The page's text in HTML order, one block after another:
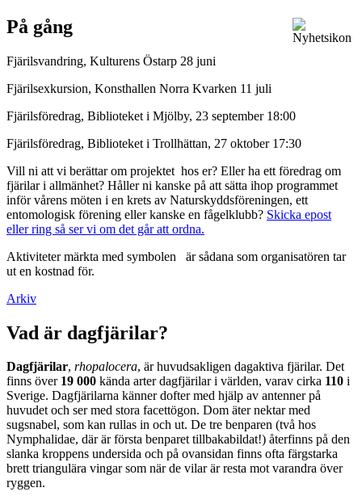
På gång
Fjärilsvandring, Kulturens Östarp 28 juni
Fjärilsexkursion, Konsthallen Norra Kvarken 11 juli
Fjärilsföredrag, Biblioteket i Mjölby, 23 september 18:00
Fjärilsföredrag, Biblioteket i Trollhättan, 27 oktober 17:30
Vill ni att vi berättar om projektet hos er? Eller ha ett föredrag om
fjärilar i allmänhet? Håller ni kanske på att sätta ihop programmet
inför vårens möten i en krets av Naturskyddsföreningen, ett
entomologisk förening eller kanske en fågelklubb? Skicka epost
eller ring så ser vi om det går att ordna.
Aktiviteter märkta med symbolen
är sådana som organisatören tar
ut en kostnad för.
Arkiv
Vad är dagfjärilar?
Dagfjärilar, rhopalocera, är huvudsakligen dagaktiva fjärilar. Det
finns över 19 000 kända arter dagfjärilar i världen, varav cirka 110 i
Sverige. Dagfjärilarna känner dofter med hjälp av antenner på
huvudet och ser med stora facettögon. Dom äter nektar med
sugsnabel, som kan rullas in och ut. De tre benparen (två hos
Nymphalidae, där är första benparet tillbakabildat!) återfinns på den
slanka kroppens undersida och på ovansidan finns ofta färgstarka
brett triangulära vingar som när de vilar är resta mot varandra över
ryggen.